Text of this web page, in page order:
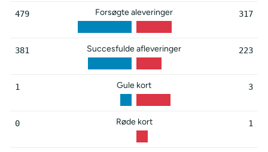
479 Forsøgte aleveringer 317
381 Succesfulde afleveringer 223
1 Gule kort 3
0 Røde kort 1